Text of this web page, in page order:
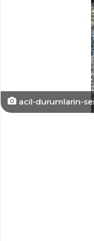
acil-durumlarin-